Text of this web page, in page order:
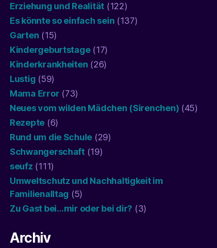
Erziehung und Realität (122)
Es könnte so einfach sein (137)
Garten (15)
Kindergeburtstage(17)
Kinderkrankheiten (26)
Lustig (59)
Mama Error (73)
Neues vom wilden Mädchen (Sirenchen) (45)
Rezepte (6)
Rund um die Schule (29)
Schwangerschaft(19)
seufz (111)
Umweltschutz und Nachhaltigkeit im
Familienalltag (5)
Zu Gast bei…mir oder bei dir? (3)
Archiv